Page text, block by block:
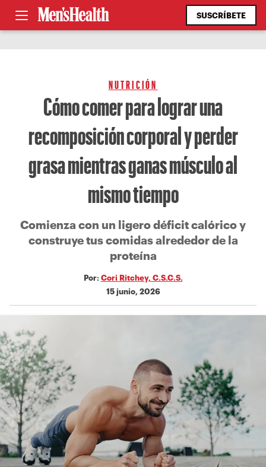
SUSCRÍBETE
NUTRICIÓN
Cómo comer para lograr una
recomposición corporal y perder
grasa mientras ganas músculo al
mismo tiempo
Comienza con un ligero déficit calórico y
construye tus comidas alrededor de la
proteína
Por: Cori Ritchey, C.S.C.S.
15 junio, 2026